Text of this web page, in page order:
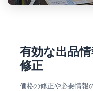
有効な出品
修正
価格の修正や必要情報